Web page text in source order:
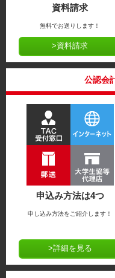
資料請求
無料でお送りします！
>資料請求
公認会
申込み方法は4つ
申し込み方法をご紹介します！
>詳細を見る